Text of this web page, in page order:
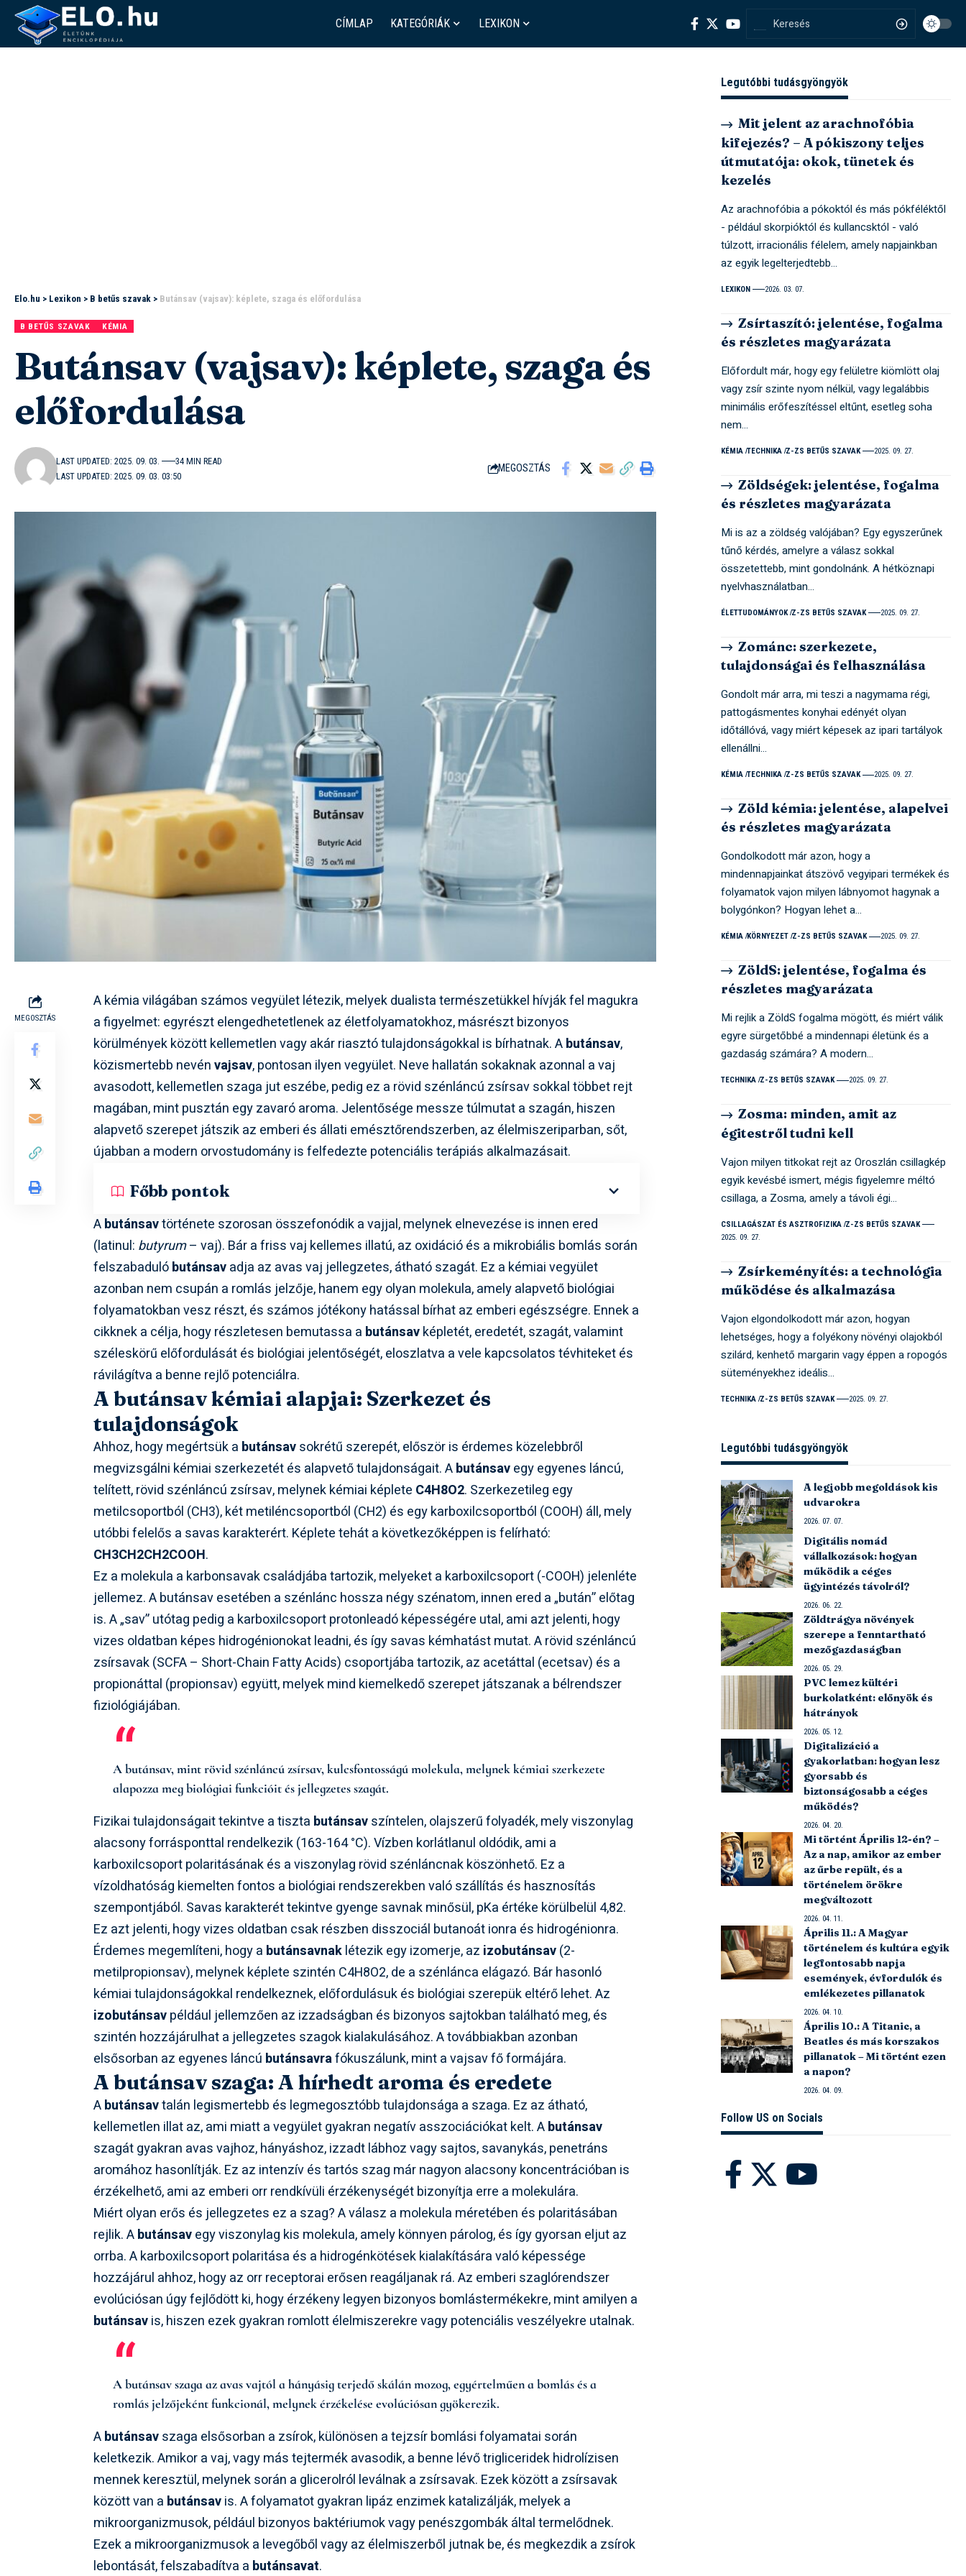
CÍMLAP KATEGÓRIÁK LEXIKON
Elo.hu > Lexikon > B betűs szavak > Butánsav (vajsav): képlete, szaga és előfordulása
B BETŰS SZAVAK KÉMIA
Butánsav (vajsav): képlete, szaga és
előfordulása
LAST UPDATED: 2025. 09. 03. 03:50
LAST UPDATED: 2025. 09. 03. 34 MIN READ
MEGOSZTÁS
MEGOSZTÁS
A kémia világában számos vegyület létezik, melyek dualista természetükkel hívják fel magukra
a figyelmet: egyrészt elengedhetetlenek az életfolyamatokhoz, másrészt bizonyos
körülmények között kellemetlen vagy akár riasztó tulajdonságokkal is bírhatnak. Abutánsav,
közismertebb nevénvajsav, pontosan ilyen vegyület. Neve hallatán sokaknak azonnal a vaj
avasodott, kellemetlen szaga jut eszébe, pedig ez a rövid szénláncú zsírsav sokkal többet rejt
magában, mint pusztán egy zavaró aroma. Jelentősége messze túlmutat a szagán, hiszen
alapvető szerepet játszik az emberi és állati emésztőrendszerben, az élelmiszeriparban, sőt,
újabban a modern orvostudomány is felfedezte potenciális terápiás alkalmazásait.
Főbb pontok
Abutánsavtörténete szorosan összefonódik a vajjal, melynek elnevezése is innen ered
(latinul: butyrum– vaj). Bár a friss vaj kellemes illatú, az oxidáció és a mikrobiális bomlás során
felszabadulóbutánsavadja az avas vaj jellegzetes, átható szagát. Ez a kémiai vegyület
azonban nem csupán a romlás jelzője, hanem egy olyan molekula, amely alapvető biológiai
folyamatokban vesz részt, és számos jótékony hatással bírhat az emberi egészségre. Ennek a
cikknek a célja, hogy részletesen bemutassa a butánsavképletét, eredetét, szagát, valamint
széleskörű előfordulását és biológiai jelentőségét, eloszlatva a vele kapcsolatos tévhiteket és
rávilágítva a benne rejlő potenciálra.
A butánsav kémiai alapjai: Szerkezet és
tulajdonságok
Ahhoz, hogy megértsük a butánsavsokrétű szerepét, először is érdemes közelebbről
megvizsgálni kémiai szerkezetét és alapvető tulajdonságait. Abutánsavegy egyenes láncú,
telített, rövid szénláncú zsírsav, melynek kémiai képlete C4H8O2. Szerkezetileg egy
metilcsoportból (CH3), két metiléncsoportból (CH2) és egy karboxilcsoportból (COOH) áll, mely
utóbbi felelős a savas karakterért. Képlete tehát a következőképpen is felírható:
CH3CH2CH2COOH.
Ez a molekula a karbonsavak családjába tartozik, melyeket a karboxilcsoport (-COOH) jelenléte
jellemez. A butánsav esetében a szénlánc hossza négy szénatom, innen ered a „bután” előtag
is. A „sav” utótag pedig a karboxilcsoport protonleadó képességére utal, ami azt jelenti, hogy
vizes oldatban képes hidrogénionokat leadni, és így savas kémhatást mutat. A rövid szénláncú
zsírsavak (SCFA – Short-Chain Fatty Acids) csoportjába tartozik, az acetáttal (ecetsav) és a
propionáttal (propionsav) együtt, melyek mind kiemelkedő szerepet játszanak a bélrendszer
fiziológiájában.
A butánsav, mint rövid szénláncú zsírsav, kulcsfontosságú molekula, melynek kémiai szerkezete
alapozza meg biológiai funkcióit és jellegzetes szagát.
Fizikai tulajdonságait tekintve a tiszta butánsavszíntelen, olajszerű folyadék, mely viszonylag
alacsony forrásponttal rendelkezik (163-164 °C). Vízben korlátlanul oldódik, ami a
karboxilcsoport polaritásának és a viszonylag rövid szénláncnak köszönhető. Ez a
vízoldhatóság kiemelten fontos a biológiai rendszerekben való szállítás és hasznosítás
szempontjából. Savas karakterét tekintve gyenge savnak minősül, pKa értéke körülbelül 4,82.
Ez azt jelenti, hogy vizes oldatban csak részben disszociál butanoát ionra és hidrogénionra.
Érdemes megemlíteni, hogy a butánsavnaklétezik egy izomerje, az izobutánsav(2-
metilpropionsav), melynek képlete szintén C4H8O2, de a szénlánca elágazó. Bár hasonló
kémiai tulajdonságokkal rendelkeznek, előfordulásuk és biológiai szerepük eltérő lehet. Az
izobutánsavpéldául jellemzően az izzadságban és bizonyos sajtokban található meg, és
szintén hozzájárulhat a jellegzetes szagok kialakulásához. A továbbiakban azonban
elsősorban az egyenes láncú butánsavrafókuszálunk, mint a vajsav fő formájára.
A butánsav szaga: A hírhedt aroma és eredete
Abutánsavtalán legismertebb és legmegosztóbb tulajdonsága a szaga. Ez az átható,
kellemetlen illat az, ami miatt a vegyület gyakran negatív asszociációkat kelt. Abutánsav
szagát gyakran avas vajhoz, hányáshoz, izzadt lábhoz vagy sajtos, savanykás, penetráns
aromához hasonlítják. Ez az intenzív és tartós szag már nagyon alacsony koncentrációban is
érzékelhető, ami az emberi orr rendkívüli érzékenységét bizonyítja erre a molekulára.
Miért olyan erős és jellegzetes ez a szag? A válasz a molekula méretében és polaritásában
rejlik. Abutánsavegy viszonylag kis molekula, amely könnyen párolog, és így gyorsan eljut az
orrba. A karboxilcsoport polaritása és a hidrogénkötések kialakítására való képessége
hozzájárul ahhoz, hogy az orr receptorai erősen reagáljanak rá. Az emberi szaglórendszer
evolúciósan úgy fejlődött ki, hogy érzékeny legyen bizonyos bomlástermékekre, mint amilyen a
butánsavis, hiszen ezek gyakran romlott élelmiszerekre vagy potenciális veszélyekre utalnak.
A butánsav szaga az avas vajtól a hányásig terjedő skálán mozog, egyértelműen a bomlás és a
romlás jelzőjeként funkcionál, melynek érzékelése evolúciósan gyökerezik.
Abutánsavszaga elsősorban a zsírok, különösen a tejzsír bomlási folyamatai során
keletkezik. Amikor a vaj, vagy más tejtermék avasodik, a benne lévő trigliceridek hidrolízisen
mennek keresztül, melynek során a glicerolról leválnak a zsírsavak. Ezek között a zsírsavak
között van a butánsavis. A folyamatot gyakran lipáz enzimek katalizálják, melyek a
mikroorganizmusok, például bizonyos baktériumok vagy penészgombák által termelődnek.
Ezek a mikroorganizmusok a levegőből vagy az élelmiszerből jutnak be, és megkezdik a zsírok
lebontását, felszabadítva a butánsavat.
Legutóbbi tudásgyöngyök
Mit jelent az arachnofóbia
kifejezés? – A pókiszony teljes
útmutatója: okok, tünetek és
kezelés
Az arachnofóbia a pókoktól és más pókféléktől
- például skorpióktól és kullancsktól - való
túlzott, irracionális félelem, amely napjainkban
az egyik legelterjedtebb…
LEXIKON 2026. 03. 07.
Zsírtaszító: jelentése, fogalma
és részletes magyarázata
Előfordult már, hogy egy felületre kiömlött olaj
vagy zsír szinte nyom nélkül, vagy legalábbis
minimális erőfeszítéssel eltűnt, esetleg soha
nem…
KÉMIA TECHNIKA Z-ZS BETŰS SZAVAK 2025. 09. 27.
Zöldségek: jelentése, fogalma
és részletes magyarázata
Mi is az a zöldség valójában? Egy egyszerűnek
tűnő kérdés, amelyre a válasz sokkal
összetettebb, mint gondolnánk. A hétköznapi
nyelvhasználatban…
ÉLETTUDOMÁNYOK Z-ZS BETŰS SZAVAK 2025. 09. 27.
Zománc: szerkezete,
tulajdonságai és felhasználása
Gondolt már arra, mi teszi a nagymama régi,
pattogásmentes konyhai edényét olyan
időtállóvá, vagy miért képesek az ipari tartályok
ellenállni…
KÉMIA TECHNIKA Z-ZS BETŰS SZAVAK 2025. 09. 27.
Zöld kémia: jelentése, alapelvei
és részletes magyarázata
Gondolkodott már azon, hogy a
mindennapjainkat átszövő vegyipari termékek és
folyamatok vajon milyen lábnyomot hagynak a
bolygónkon? Hogyan lehet a…
KÉMIA KÖRNYEZET Z-ZS BETŰS SZAVAK 2025. 09. 27.
ZöldS: jelentése, fogalma és
részletes magyarázata
Mi rejlik a ZöldS fogalma mögött, és miért válik
egyre sürgetőbbé a mindennapi életünk és a
gazdaság számára? A modern…
TECHNIKA Z-ZS BETŰS SZAVAK 2025. 09. 27.
Zosma: minden, amit az
égitestről tudni kell
Vajon milyen titkokat rejt az Oroszlán csillagkép
egyik kevésbé ismert, mégis figyelemre méltó
csillaga, a Zosma, amely a távoli égi…
CSILLAGÁSZAT ÉS ASZTROFIZIKA Z-ZS BETŰS SZAVAK
2025. 09. 27.
Zsírkeményítés: a technológia
működése és alkalmazása
Vajon elgondolkodott már azon, hogyan
lehetséges, hogy a folyékony növényi olajokból
szilárd, kenhető margarin vagy éppen a ropogós
süteményekhez ideális…
TECHNIKA Z-ZS BETŰS SZAVAK 2025. 09. 27.
Legutóbbi tudásgyöngyök
A legjobb megoldások kis
udvarokra
2026. 07. 07.
Digitális nomád
vállalkozások: hogyan
működik a céges
ügyintézés távolról?
2026. 06. 22.
Zöldtrágya növények
szerepe a fenntartható
mezőgazdaságban
2026. 05. 29.
PVC lemez kültéri
burkolatként: előnyök és
hátrányok
2026. 05. 12.
Digitalizáció a
gyakorlatban: hogyan lesz
gyorsabb és
biztonságosabb a céges
működés?
2026. 04. 20.
Mi történt Április 12-én? –
Az a nap, amikor az ember
az űrbe repült, és a
történelem örökre
megváltozott
2026. 04. 11.
Április 11.: A Magyar
történelem és kultúra egyik
legfontosabb napja
események, évfordulók és
emlékezetes pillanatok
2026. 04. 10.
Április 10.: A Titanic, a
Beatles és más korszakos
pillanatok – Mi történt ezen
a napon?
2026. 04. 09.
Follow US on Socials